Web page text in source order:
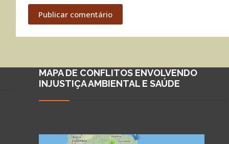
Publicar comentário
MAPA DE CONFLITOS ENVOLVENDO
INJUSTIÇA AMBIENTAL E SAÚDE